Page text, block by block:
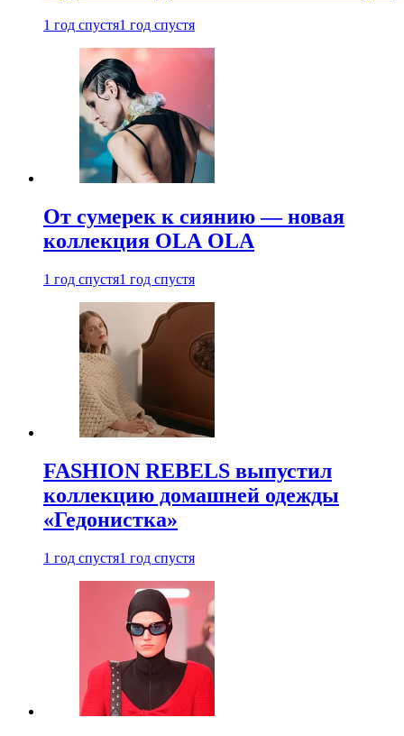
1 год спустя1 год спустя
От сумерек к сиянию — новая
коллекция OLA OLA
1 год спустя1 год спустя
FASHION REBELS выпустил
коллекцию домашней одежды
«Гедонистка»
1 год спустя1 год спустя